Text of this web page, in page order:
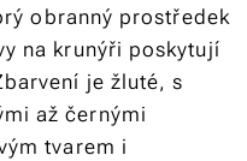
obranný prostředek
na krunýři poskytují
je žluté, s
až černými
tvarem i